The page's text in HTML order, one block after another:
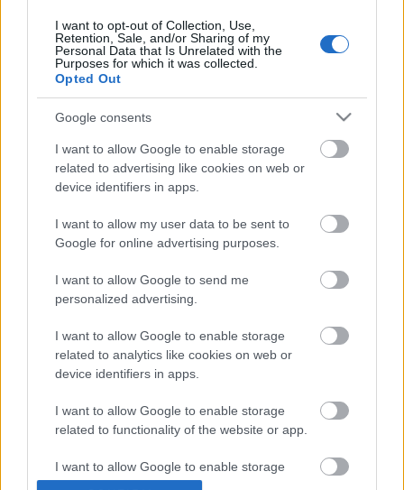
I want to opt-out of Collection, Use,
Retention, Sale, and/or Sharing of my
Personal Data that Is Unrelated with the
Purposes for which it was collected.
Opted Out
Google consents
I want to allow Google to enable storage
related to advertising like cookies on web or
device identifiers in apps.
I want to allow my user data to be sent to
Google for online advertising purposes.
I want to allow Google to send me
personalized advertising.
I want to allow Google to enable storage
related to analytics like cookies on web or
device identifiers in apps.
I want to allow Google to enable storage
related to functionality of the website or app.
I want to allow Google to enable storage
related to personalization.
A 2013-ban nyertes programok között
megvalósultak egyebek mellett hagyományőrző
napok, koncertek, közösségi napok és folklór
programok is.
"Ez az 50 millió forint alkalmas lehet arra, hogy
olyan események valósuljanak meg, amelyek
bemutatják a cigány kultúra valódi értékeit,
lerombolják a gátakat a romák és nem romák
között" - mondta Balogh István Szilveszter,
Józsefváros önkormányzati képviselője az
eseményen.
Forrás: MTI